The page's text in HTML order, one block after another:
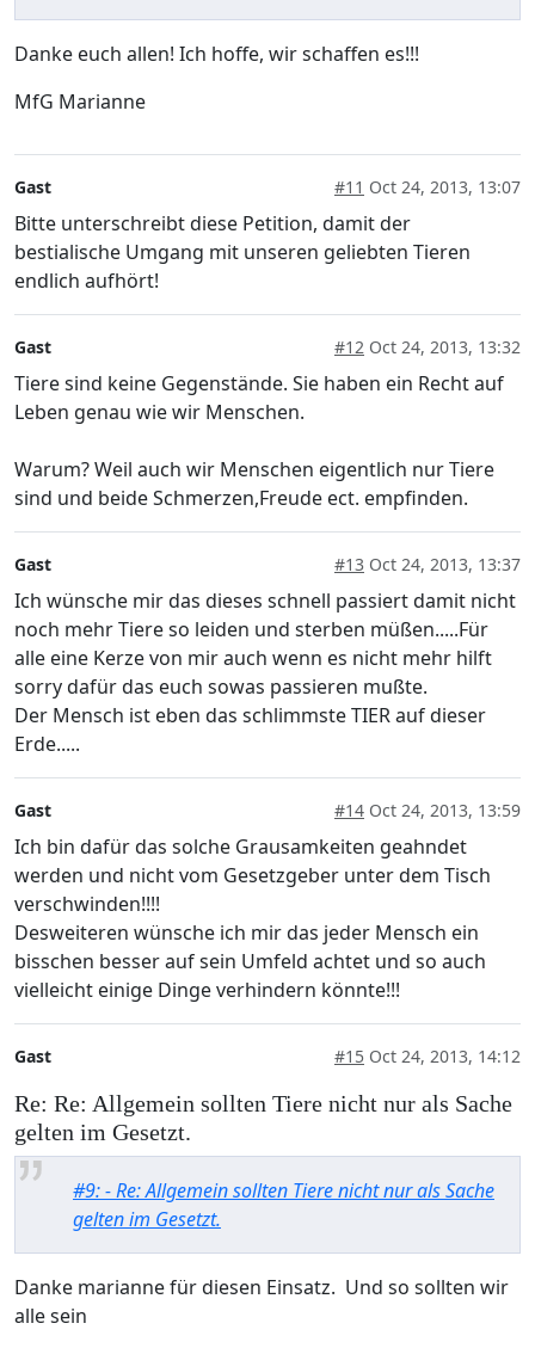
Danke euch allen! Ich hoffe, wir schaffen es!!!
MfG Marianne
Gast #11 Oct 24, 2013, 13:07
Bitte unterschreibt diese Petition, damit der
bestialische Umgang mit unseren geliebten Tieren
endlich aufhört!
Gast #12 Oct 24, 2013, 13:32
Tiere sind keine Gegenstände. Sie haben ein Recht auf
Leben genau wie wir Menschen.
Warum? Weil auch wir Menschen eigentlich nur Tiere
sind und beide Schmerzen,Freude ect. empfinden.
Gast #13 Oct 24, 2013, 13:37
Ich wünsche mir das dieses schnell passiert damit nicht
noch mehr Tiere so leiden und sterben müßen.....Für
alle eine Kerze von mir auch wenn es nicht mehr hilft
sorry dafür das euch sowas passieren mußte.
Der Mensch ist eben das schlimmste TIER auf dieser
Erde.....
Gast #14 Oct 24, 2013, 13:59
Ich bin dafür das solche Grausamkeiten geahndet
werden und nicht vom Gesetzgeber unter dem Tisch
verschwinden!!!!
Desweiteren wünsche ich mir das jeder Mensch ein
bisschen besser auf sein Umfeld achtet und so auch
vielleicht einige Dinge verhindern könnte!!!
Gast #15 Oct 24, 2013, 14:12
Re: Re: Allgemein sollten Tiere nicht nur als Sache
gelten im Gesetzt.
#9: - Re: Allgemein sollten Tiere nicht nur als Sache
gelten im Gesetzt.
Danke marianne für diesen Einsatz. Und so sollten wir
alle sein